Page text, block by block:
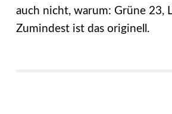
auch nicht, warum: Grüne 23,
Zumindest ist das originell.